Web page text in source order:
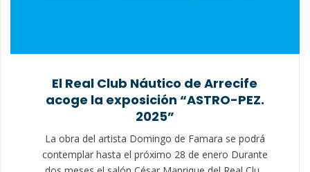
El Real Club Náutico de Arrecife
acoge la exposición “ASTRO-PEZ.
2025”
La obra del artista Domingo de Famara se podrá
contemplar hasta el próximo 28 de enero Durante